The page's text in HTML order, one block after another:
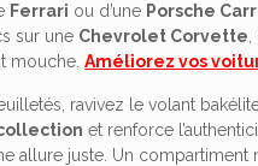
Ferrari ou d’une Porsche
sur une Chevrolet Corvette
mouche.Améliorez vos
ravivez le volant
et renforce
allure juste. Un